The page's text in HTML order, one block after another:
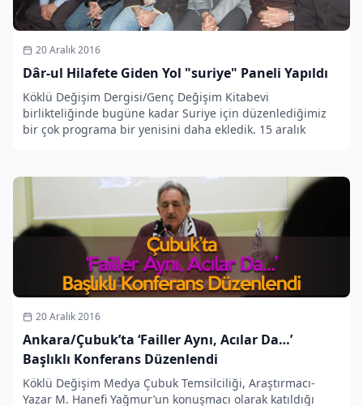
20 Aralık 2016
Dâr-ul Hilafete Giden Yol "suriye" Paneli Yapıldı
Köklü Değişim Dergisi/Genç Değişim Kitabevi
birlikteliğinde bugüne kadar Suriye için düzenlediğimiz
bir çok programa bir yenisini daha ekledik. 15 aralık
20 Aralık 2016
Ankara/Çubuk’ta ‘Failler Aynı, Acılar Da…’
Başlıklı Konferans Düzenlendi
Köklü Değişim Medya Çubuk Temsilciliği, Araştırmacı-
Yazar M. Hanefi Yağmur’un konuşmacı olarak katıldığı